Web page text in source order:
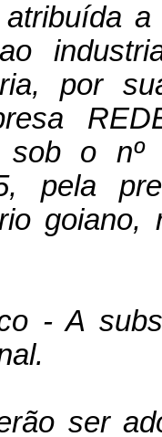
por
sob o
pela
goiano,
- A
ser